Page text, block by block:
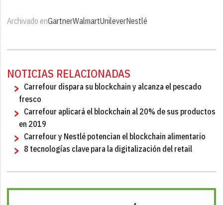
Archivado enGartnerWalmartUnileverNestlé
NOTICIAS RELACIONADAS
Carrefour dispara su blockchain y alcanza el pescado
fresco
Carrefour aplicará el blockchain al 20% de sus productos
en 2019
Carrefour y Nestlé potencian el blockchain alimentario
8 tecnologías clave para la digitalización del retail